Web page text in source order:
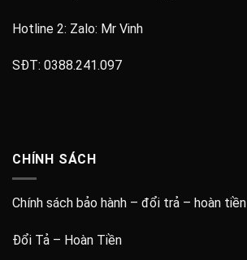
Hotline 2: Zalo: Mr Vinh
SĐT: 0388.241.097
CHÍNH SÁCH
Chính sách bảo hành – đổi trả – hoàn tiền
Đổi Tả – Hoàn Tiền